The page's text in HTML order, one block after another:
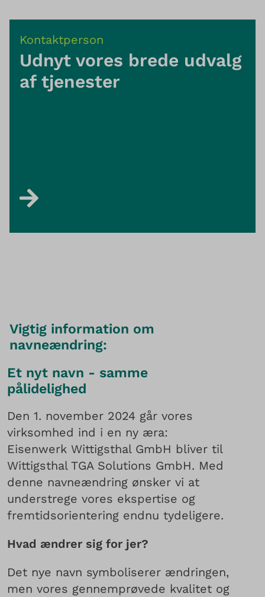
Kontaktperson
Udnyt vores brede udvalg
af tjenester
Vigtig information om
navneændring:
Et nyt navn - samme
pålidelighed
Den 1. november 2024 går vores
virksomhed ind i en ny æra:
Eisenwerk Wittigsthal GmbH bliver til
Wittigsthal TGA Solutions GmbH. Med
denne navneændring ønsker vi at
understrege vores ekspertise og
fremtidsorientering endnu tydeligere.
Hvad ændrer sig for jer?
Det nye navn symboliserer ændringen,
men vores gennemprøvede kvalitet og